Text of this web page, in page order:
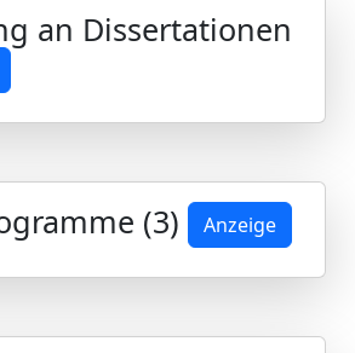
an Dissertationen
(3) Anzeige